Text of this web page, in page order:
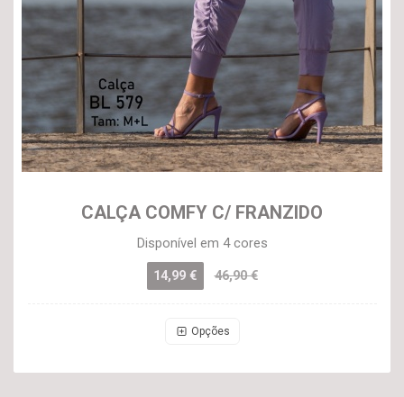
CALÇA COMFY C/ FRANZIDO
Disponível em 4 cores
14,99 €
46,90 €
Opções